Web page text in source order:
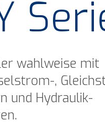
wahlweise mit
,
und Hydraulik-